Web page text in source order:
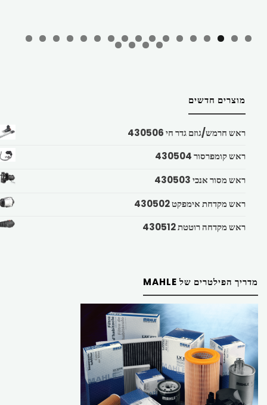
מוצרים חדשים
ראש חרמש/גוזם גדר חי 430506
ראש קומפרסור 430504
ראש מסור אנכי 430503
ראש מקדחת אימפקט 430502
ראש מקדחה רוטטת 430512
מדריך הפילטרים של MAHLE